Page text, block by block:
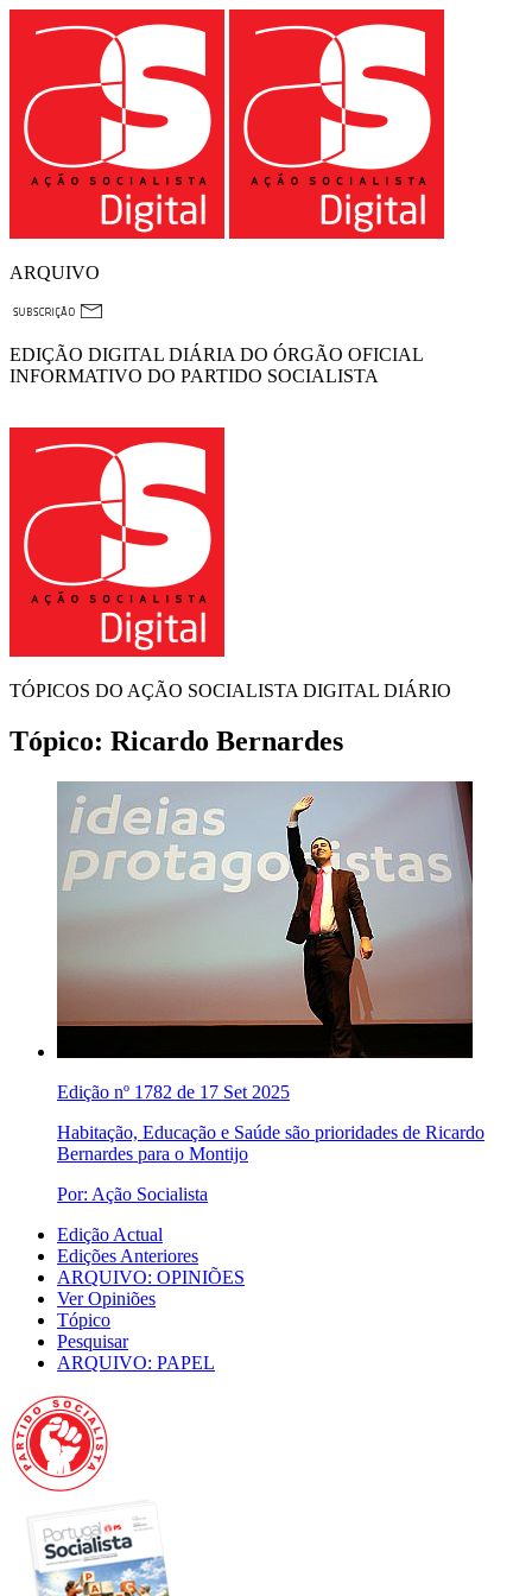
ARQUIVO
EDIÇÃO DIGITAL DIÁRIA DO ÓRGÃO OFICIAL
INFORMATIVO DO PARTIDO SOCIALISTA
TÓPICOS DO AÇÃO SOCIALISTA DIGITAL DIÁRIO
Tópico: Ricardo Bernardes
Edição nº 1782 de 17 Set 2025
Habitação, Educação e Saúde são prioridades de Ricardo
Bernardes para o Montijo
Por: Ação Socialista
Edição Actual
Edições Anteriores
ARQUIVO: OPINIÕES
Ver Opiniões
Tópico
Pesquisar
ARQUIVO: PAPEL